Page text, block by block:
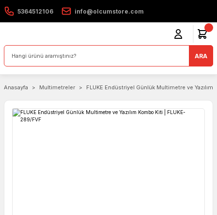
5364512106 info@olcumstore.com
ARA
Anasayfa Multimetreler FLUKE Endüstriyel Günlük Multimetre ve